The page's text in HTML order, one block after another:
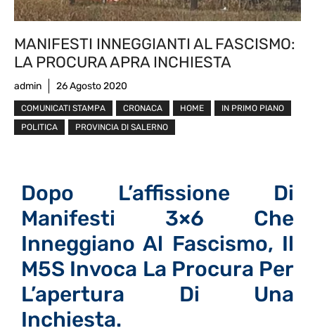
MANIFESTI INNEGGIANTI AL FASCISMO:
LA PROCURA APRA INCHIESTA
admin 26 Agosto 2020
COMUNICATI STAMPA CRONACA HOME
IN PRIMO PIANO
POLITICA
PROVINCIA DI SALERNO
Dopo L’affissione Di
Manifesti 3×6 Che
Inneggiano Al Fascismo, Il
M5S Invoca La Procura Per
L’apertura Di Una
Inchiesta.